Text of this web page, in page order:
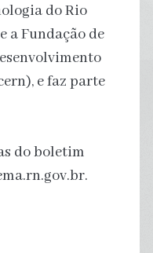
do Rio
a Fundação de
e faz parte
do boletim